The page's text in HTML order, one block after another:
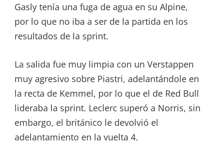
Gasly tenía una fuga de agua en su Alpine,
por lo que no iba a ser de la partida en los
resultados de la sprint.
La salida fue muy limpia con un Verstappen
muy agresivo sobre Piastri, adelantándole en
la recta de Kemmel, por lo que el de Red Bull
lideraba la sprint. Leclerc superó a Norris, sin
embargo, el británico le devolvió el
adelantamiento en la vuelta 4.